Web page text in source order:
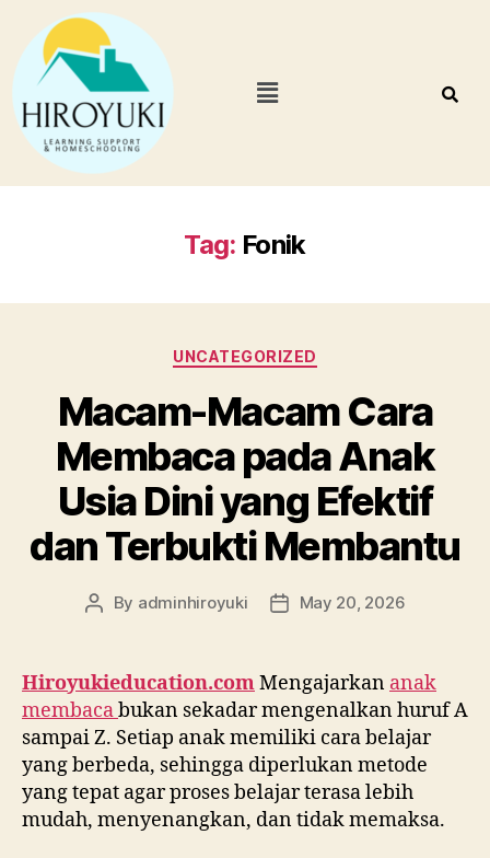
Tag: Fonik
UNCATEGORIZED
Macam-Macam Cara
Membaca pada Anak
Usia Dini yang Efektif
dan Terbukti Membantu
By adminhiroyuki May 20, 2026
Hiroyukieducation.comMengajarkan anak
membacabukan sekadar mengenalkan huruf A
sampai Z. Setiap anak memiliki cara belajar
yang berbeda, sehingga diperlukan metode
yang tepat agar proses belajar terasa lebih
mudah, menyenangkan, dan tidak memaksa.